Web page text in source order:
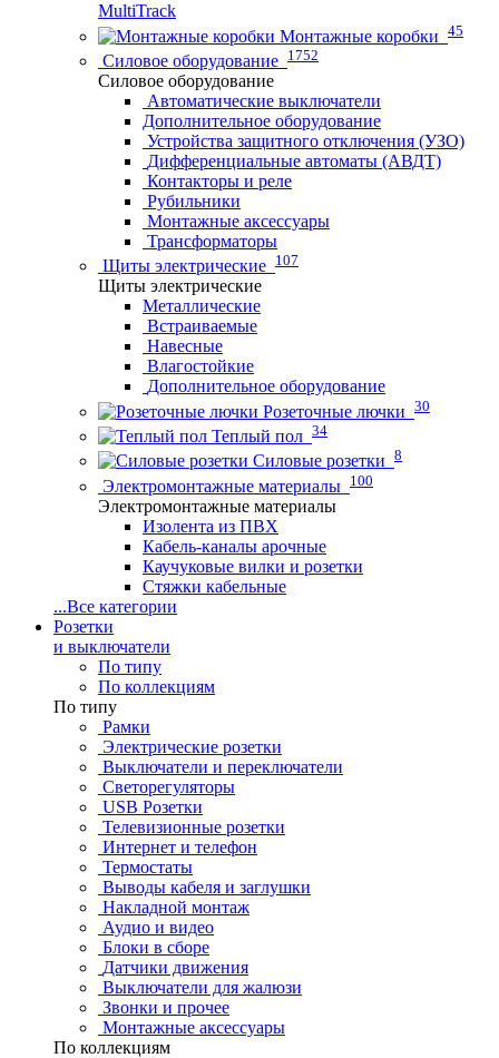
MultiTrack
Монтажные коробки 45
Силовое оборудование 1752
Силовое оборудование
Автоматические выключатели
Дополнительное оборудование
Устройства защитного отключения (УЗО)
Дифференциальные автоматы (АВДТ)
Контакторы и реле
Рубильники
Монтажные аксессуары
Трансформаторы
Щиты электрические 107
Щиты электрические
Металлические
Встраиваемые
Навесные
Влагостойкие
Дополнительное оборудование
Розеточные лючки 30
Теплый пол 34
Силовые розетки 8
Электромонтажные материалы 100
Электромонтажные материалы
Изолента из ПВХ
Кабель-каналы арочные
Каучуковые вилки и розетки
Стяжки кабельные
...Все категории
Розетки
и выключатели
По типу
По коллекциям
По типу
Рамки
Электрические розетки
Выключатели и переключатели
Светорегуляторы
USB Розетки
Телевизионные розетки
Интернет и телефон
Термостаты
Выводы кабеля и заглушки
Накладной монтаж
Аудио и видео
Блоки в сборе
Датчики движения
Выключатели для жалюзи
Звонки и прочее
Монтажные аксессуары
По коллекциям